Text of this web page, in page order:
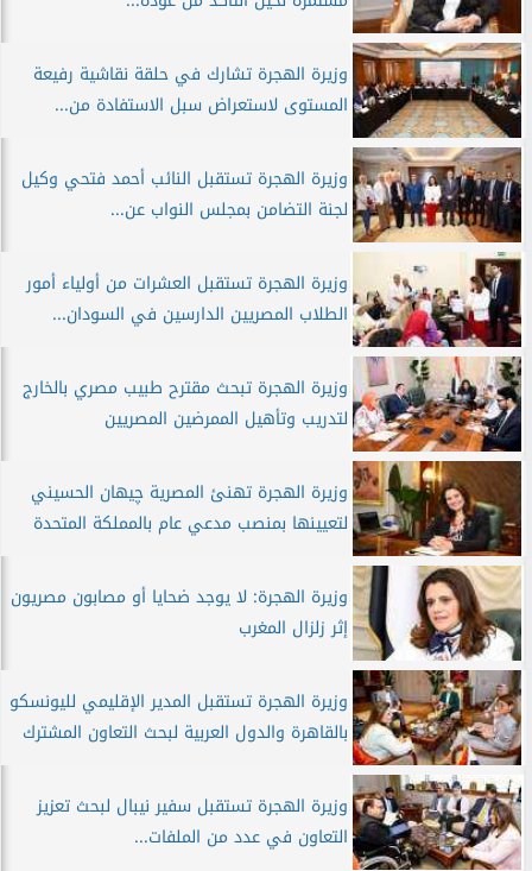
وزيرة الهجرة تشارك في حلقة نقاشية رفيعة
المستوى لاستعراض سبل الاستفادة من...
وزيرة الهجرة تستقبل النائب أحمد فتحي وكيل
لجنة التضامن بمجلس النواب عن...
وزيرة الهجرة تستقبل العشرات من أولياء أمور
الطلاب المصريين الدارسين في السودان...
وزيرة الهجرة تبحث مقترح طبيب مصري بالخارج
لتدريب وتأهيل الممرضين المصريين
وزيرة الهجرة تهنئ المصرية چيهان الحسيني
لتعيينها بمنصب مدعي عام بالمملكة المتحدة
وزيرة الهجرة: لا يوجد ضحايا أو مصابون مصريون
إثر زلزال المغرب
وزيرة الهجرة تستقبل المدير الإقليمي لليونسكو
بالقاهرة والدول العربية لبحث التعاون المشترك
وزيرة الهجرة تستقبل سفير نيبال لبحث تعزيز
التعاون في عدد من الملفات...